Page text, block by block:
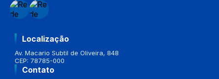
Localização
Av. Macario Subtil de Oliveira, 848
CEP: 78785-000
Contato